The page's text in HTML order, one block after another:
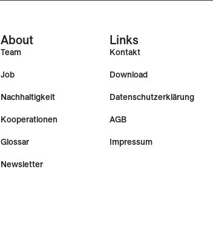
About
Team
Job
Nachhaltigkeit
Kooperationen
Glossar
Newsletter
Links
Kontakt
Download
Datenschutzerklärung
AGB
Impressum